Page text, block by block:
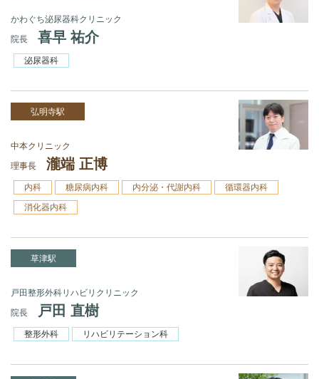
かわぐち泌尿器科クリニック
院長
喜早 祐介
泌尿器科
弘明寺駅
中本クリニック
理事長
瀧端 正博
内科 糖尿病内科 内分泌・代謝内科
循環器内科
消化器内科
草津駅
戸田整形外科リハビリクリニック
院長
戸田 直樹
整形外科 リハビリテーション科